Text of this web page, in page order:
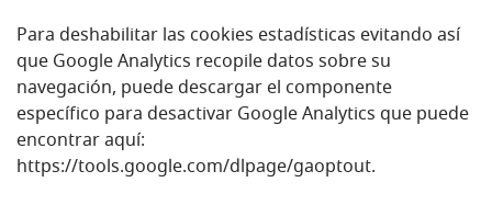
Para deshabilitar las cookies estadísticas evitando así
que Google Analytics recopile datos sobre su
navegación, puede descargar el componente
específico para desactivar Google Analytics que puede
encontrar aquí:
https://tools.google.com/dlpage/gaoptout.